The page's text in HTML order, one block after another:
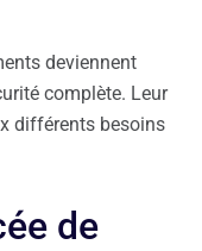
deviennent
complète. Leur
différents besoins
de